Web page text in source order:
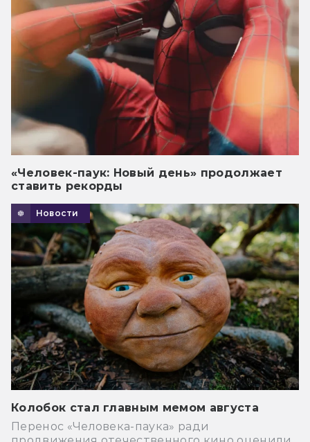
«Человек-паук: Новый день» продолжает
ставить рекорды
Новости
Колобок стал главным мемом августа
Перенос «Человека-паука» ради